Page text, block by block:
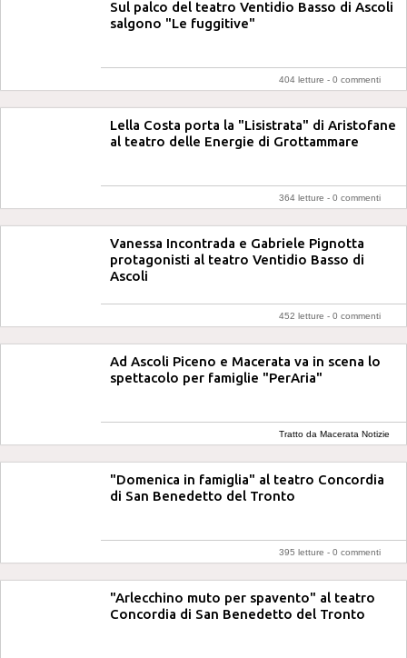
Sul palco del teatro Ventidio Basso di Ascoli
salgono "Le fuggitive"
404 letture - 0 commenti
Lella Costa porta la "Lisistrata" di Aristofane
al teatro delle Energie di Grottammare
364 letture - 0 commenti
Vanessa Incontrada e Gabriele Pignotta
protagonisti al teatro Ventidio Basso di
Ascoli
452 letture - 0 commenti
Ad Ascoli Piceno e Macerata va in scena lo
spettacolo per famiglie "PerAria"
Tratto da Macerata Notizie
"Domenica in famiglia" al teatro Concordia
di San Benedetto del Tronto
395 letture - 0 commenti
"Arlecchino muto per spavento" al teatro
Concordia di San Benedetto del Tronto